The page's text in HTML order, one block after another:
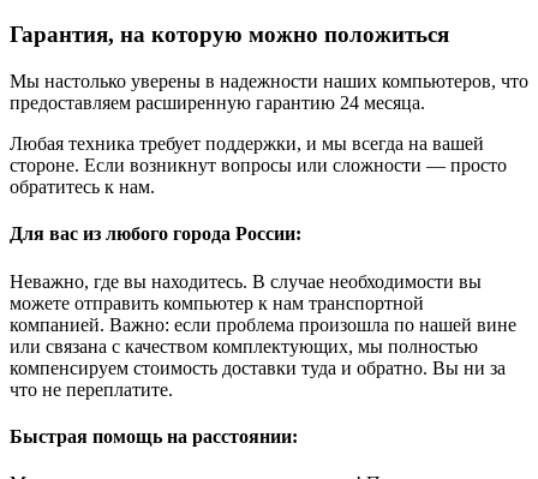
Гарантия, на которую можно положиться
Мы настолько уверены в надежности наших компьютеров, что
предоставляем расширенную гарантию 24 месяца.
Любая техника требует поддержки, и мы всегда на вашей
стороне. Если возникнут вопросы или сложности — просто
обратитесь к нам.
Для вас из любого города России:
Неважно, где вы находитесь. В случае необходимости вы
можете отправить компьютер к нам транспортной
компанией. Важно: если проблема произошла по нашей вине
или связана с качеством комплектующих, мы полностью
компенсируем стоимость доставки туда и обратно. Вы ни за
что не переплатите.
Быстрая помощь на расстоянии: